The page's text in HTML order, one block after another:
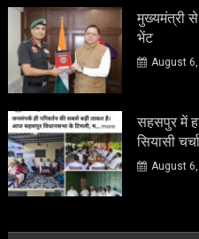
मुख्यमंत्री से
भेंट
August
सहसपुर में
सियासी
August